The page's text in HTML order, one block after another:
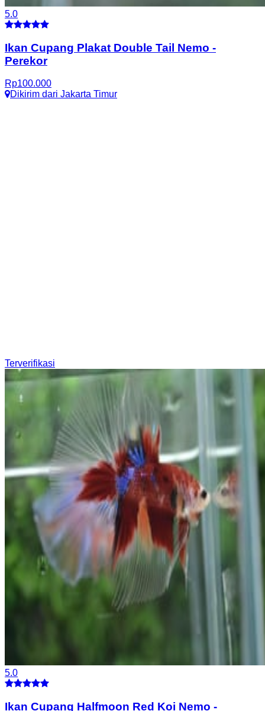
5.0
Ikan Cupang Plakat Double Tail Nemo -
Perekor
Rp100.000
Dikirim dari Jakarta Timur
Terverifikasi
5.0
Ikan Cupang Halfmoon Red Koi Nemo -